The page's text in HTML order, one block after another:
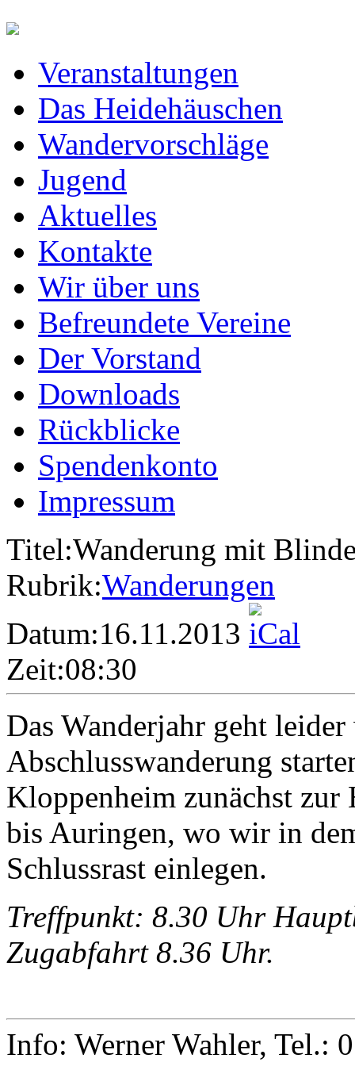
Veranstaltungen
Das Heidehäuschen
Wandervorschläge
Jugend
Aktuelles
Kontakte
Wir über uns
Befreundete Vereine
Der Vorstand
Downloads
Rückblicke
Spendenkonto
Impressum
Titel:Wanderung mit
Rubrik:Wanderungen
Datum:16.11.2013
Zeit:08:30
Das Wanderjahr geht
Abschlusswanderung
Kloppenheim zunächst
bis Auringen, wo wir in
Schlussrast einlegen.
Treffpunkt: 8.30 Uhr
Zugabfahrt 8.36 Uhr.
Info: Werner Wahler, Tel.: